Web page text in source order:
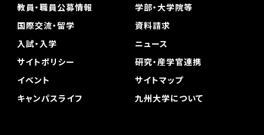
教員・職員公募情報
学部・大学院等
国際交流・留学
資料請求
入試・入学
ニュース
サイトポリシー
研究・産学官連携
イベント
サイトマップ
キャンパスライフ
九州大学について